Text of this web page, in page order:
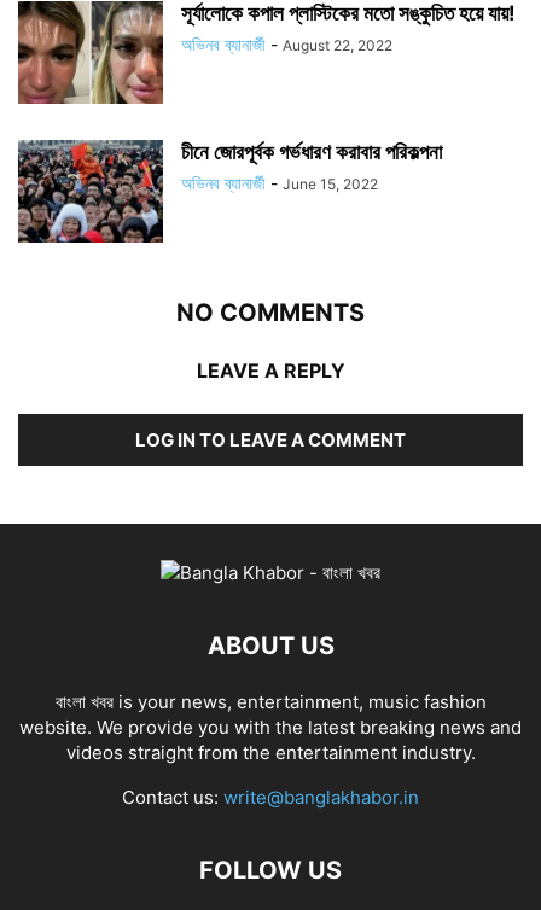
সূর্যালোকে কপাল প্লাস্টিকের মতো সঙ্কুচিত হয়ে যায়!
অভিনব ব্যানার্জী - August 22, 2022
চীনে জোরপূর্বক গর্ভধারণ করাবার পরিকল্পনা
অভিনব ব্যানার্জী - June 15, 2022
NO COMMENTS
LEAVE A REPLY
LOG IN TO LEAVE A COMMENT
ABOUT US
বাংলা খবর is your news, entertainment, music fashion
website. We provide you with the latest breaking news and
videos straight from the entertainment industry.
Contact us: write@banglakhabor.in
FOLLOW US